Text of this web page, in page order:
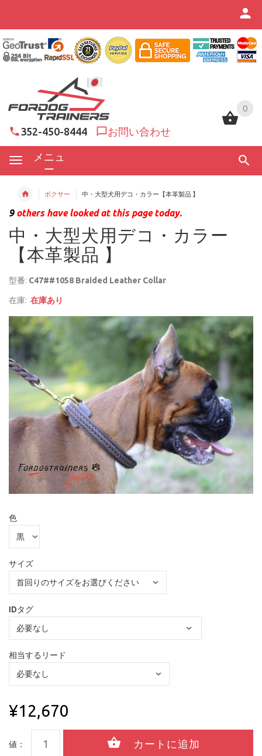
0
352-450-8444 お問い合わせ
メニュ
ー
0
ボクサー 中・大型犬用デコ・カラー【本革製品 】
9others have looked at this page today.
中・大型犬用デコ・カラー
【本革製品 】
型番: C47##1058 Braided Leather Collar
在庫: 在庫あり
色
サイズ
IDタグ
相当するリード
¥12,670
値：